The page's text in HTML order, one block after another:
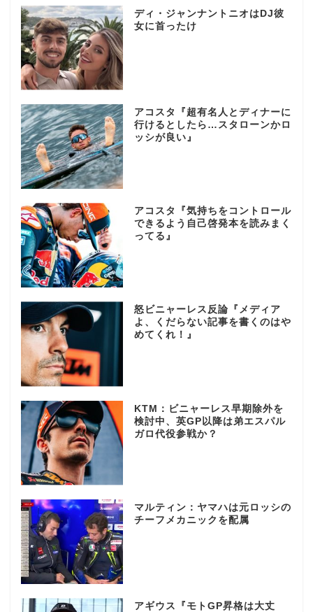
ディ・ジャンナントニオはDJ彼
女に首ったけ
アコスタ『超有名人とディナーに
行けるとしたら…スタローンかロ
ッシが良い』
アコスタ『気持ちをコントロール
できるよう自己啓発本を読みまく
ってる』
怒ビニャーレス反論『メディア
よ、くだらない記事を書くのはや
めてくれ！』
KTM：ビニャーレス早期除外を
検討中、英GP以降は弟エスパル
ガロ代役参戦か？
マルティン：ヤマハは元ロッシの
チーフメカニックを配属
アギウス『モトGP昇格は大丈